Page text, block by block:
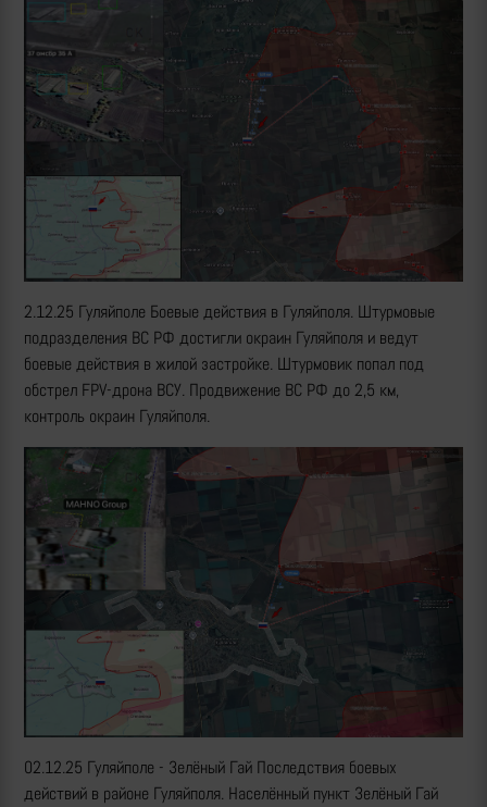
2.12.25 Гуляйполе Боевые действия в Гуляйполя. Штурмовые
подразделения ВС РФ достигли окраин Гуляйполя и ведут
боевые действия в жилой застройке. Штурмовик попал под
обстрел FPV-дрона ВСУ. Продвижение ВС РФ до 2,5 км,
контроль окраин Гуляйполя.
02.12.25 Гуляйполе - Зелёный Гай Последствия боевых
действий в районе Гуляйполя. Населённый пункт Зелёный Гай